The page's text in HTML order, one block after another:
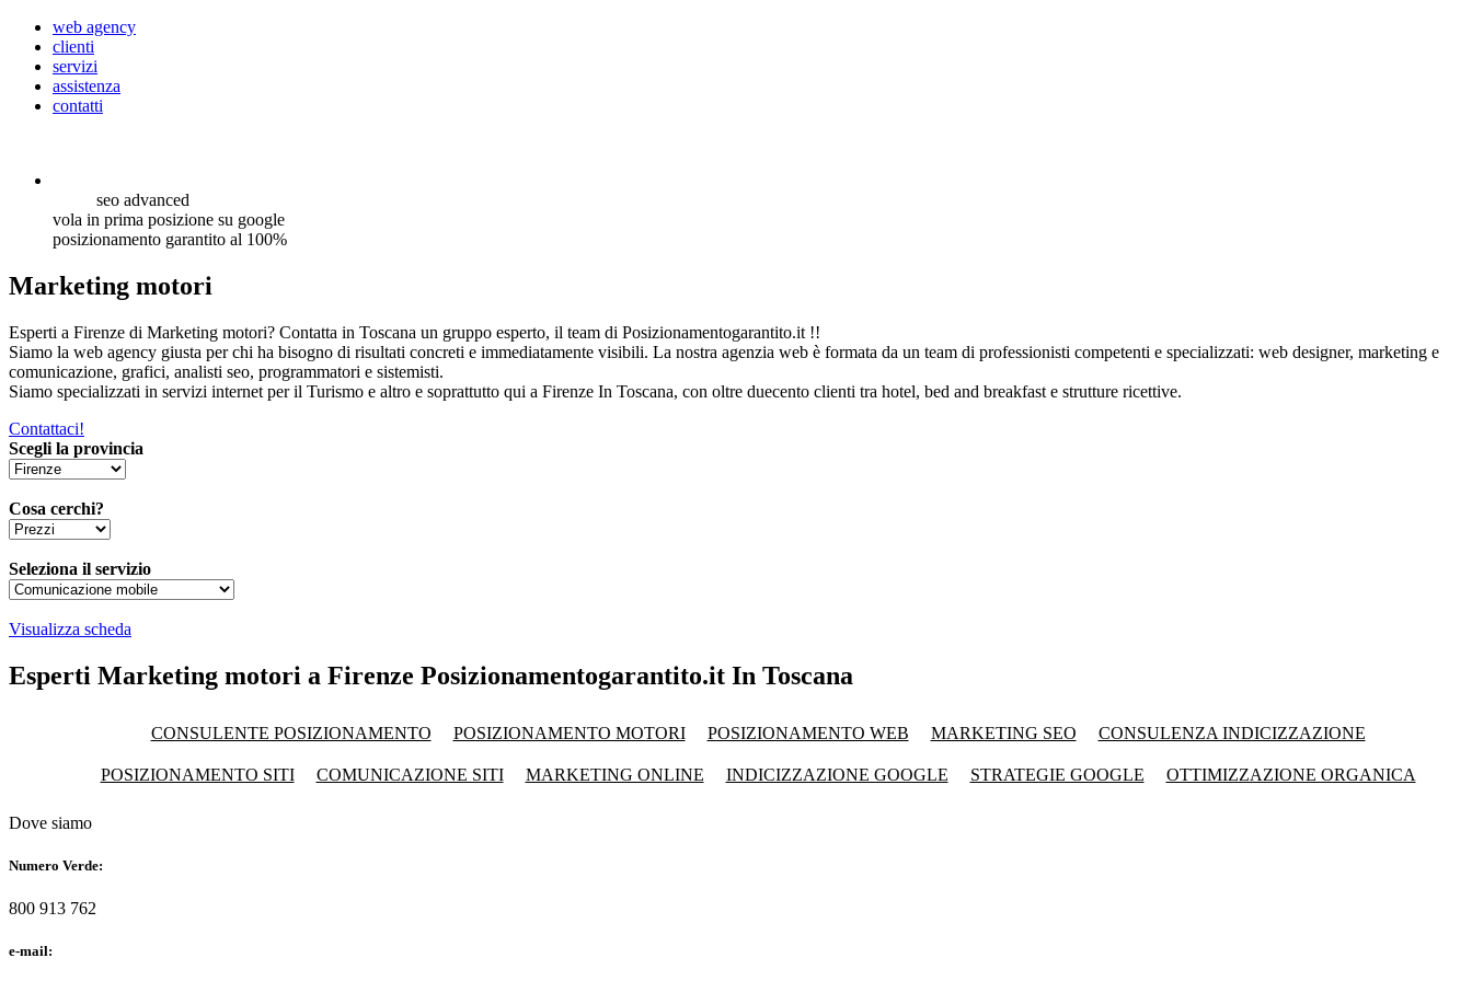
web agency
clienti
servizi
assistenza
contatti
seo advanced
vola in prima posizione su google
posizionamento garantito al 100%
Marketing motori
Esperti a Firenze di Marketing motori? Contatta in Toscana un gruppo esperto, il team di Posizionamentogarantito.it !!
Siamo la web agency giusta per chi ha bisogno di risultati concreti e immediatamente visibili. La nostra agenzia web è formata da un team di professionisti competenti e specializzati: web designer, marketing e
comunicazione, grafici, analisti seo, programmatori e sistemisti.
Siamo specializzati in servizi internet per il Turismo e altro e soprattutto qui a Firenze In Toscana, con oltre duecento clienti tra hotel, bed and breakfast e strutture ricettive.
Contattaci!
Scegli la provincia
Cosa cerchi?
Seleziona il servizio
Visualizza scheda
Esperti Marketing motori a Firenze Posizionamentogarantito.it In Toscana
CONSULENTE POSIZIONAMENTO POSIZIONAMENTO MOTORI POSIZIONAMENTO WEB MARKETING SEO CONSULENZA INDICIZZAZIONE
POSIZIONAMENTO SITI COMUNICAZIONE SITI MARKETING ONLINE INDICIZZAZIONE GOOGLE STRATEGIE GOOGLE OTTIMIZZAZIONE ORGANICA
Dove siamo
Numero Verde:
800 913 762
e-mail: